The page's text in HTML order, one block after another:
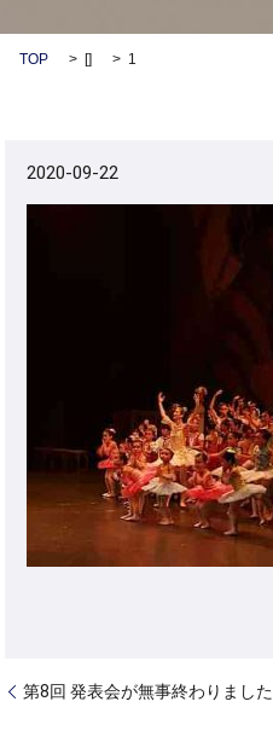
TOP [] 1
2020-09-22
第8回 発表会が無事終わりました